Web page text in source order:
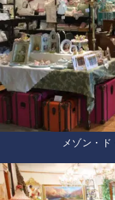
メゾン・